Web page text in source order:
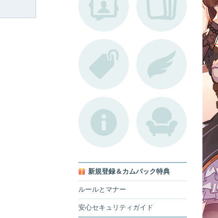
新規登録＆カムバック特典
ルールとマナー
安心セキュリティガイド